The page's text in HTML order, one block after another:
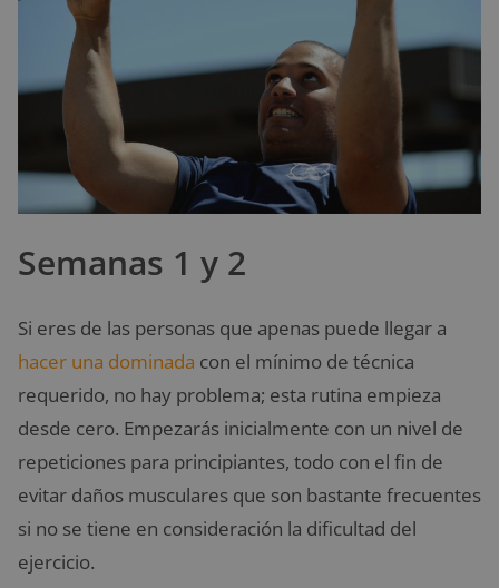
Semanas 1 y 2
Si eres de las personas que apenas puede llegar a
hacer una dominada con el mínimo de técnica
requerido, no hay problema; esta rutina empieza
desde cero. Empezarás inicialmente con un nivel de
repeticiones para principiantes, todo con el fin de
evitar daños musculares que son bastante frecuentes
si no se tiene en consideración la dificultad del
ejercicio.